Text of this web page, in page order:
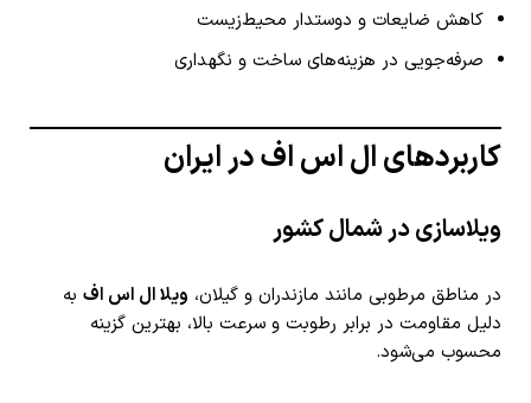
کاهش ضایعات و دوستدار محیط‌زیست
صرفه‌جویی در هزینه‌های ساخت و نگهداری
کاربردهای ال اس اف در ایران
ویلاسازی در شمال کشور
در مناطق مرطوبی مانند مازندران و گیلان، ویلا ال اس اف به
دلیل مقاومت در برابر رطوبت و سرعت بالا، بهترین گزینه
محسوب می‌شود.